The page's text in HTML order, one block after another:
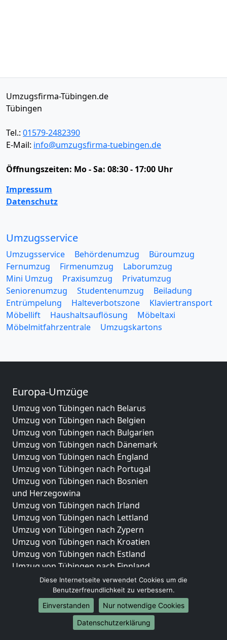
Umzugsfirma-Tübingen.de
Tübingen
Tel.: 01579-2482390
E-Mail: info@umzugsfirma-tuebingen.de
Öffnungszeiten: Mo - Sa: 08:30 - 17:00 Uhr
Impressum
Datenschutz
Umzugsservice
Umzugsservice Behördenumzug
Büroumzug
Fernumzug
Firmenumzug
Laborumzug
Mini Umzug
Praxisumzug
Privatumzug
Seniorenumzug
Studentenumzug
Beiladung
Entrümpelung
Halteverbotszone
Klaviertransport
Möbellift
Haushaltsauflösung
Möbeltaxi
Möbelmitfahrzentrale
Umzugskartons
Europa-Umzüge
Umzug von Tübingen nach Belarus
Umzug von Tübingen nach Belgien
Umzug von Tübingen nach Bulgarien
Umzug von Tübingen nach Dänemark
Umzug von Tübingen nach England
Umzug von Tübingen nach Portugal
Umzug von Tübingen nach Bosnien
und Herzegowina
Umzug von Tübingen nach Irland
Umzug von Tübingen nach Lettland
Umzug von Tübingen nach Zypern
Umzug von Tübingen nach Kroatien
Umzug von Tübingen nach Estland
Umzug von Tübingen nach Finnland
Umzug von Tübingen nach Frankreich
Umzug von Tübingen nach Griechenland
Umzug von Tübingen nach Italien
Umzug von Tübingen nach Liechtenstein
Umzug von Tübingen nach Luxemburg
Diese Internetseite verwendet Cookies um die
Benutzerfreundlichkeit zu verbessern.
Einverstanden
Nur notwendige Cookies
Datenschutzerklärung